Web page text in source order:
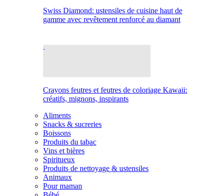
Swiss Diamond: ustensiles de cuisine haut de
gamme avec revêtement renforcé au diamant
Crayons feutres et feutres de coloriage Kawaii:
créatifs, mignons, inspirants
Aliments
Snacks & sucreries
Boissons
Produits du tabac
Vins et bières
Spiritueux
Produits de nettoyage & ustensiles
Animaux
Pour maman